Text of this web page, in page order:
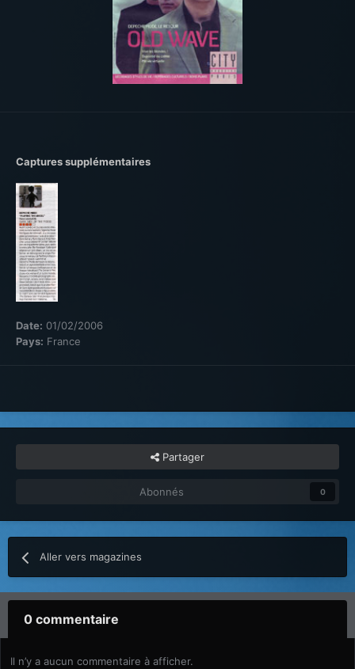
Captures supplémentaires
Date: 01/02/2006
Pays: France
Partager
Abonnés 0
Aller vers magazines
0 commentaire
Il n’y a aucun commentaire à afficher.